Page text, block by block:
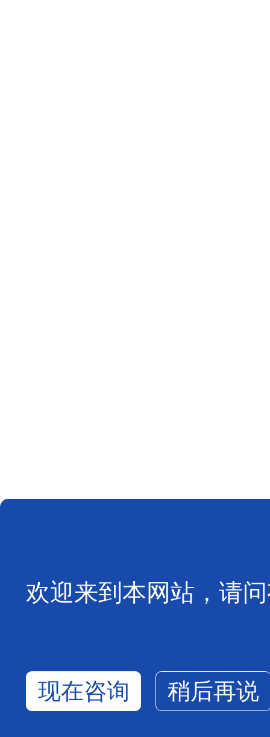
欢迎来到本网站，请
现在咨询 稍后再说